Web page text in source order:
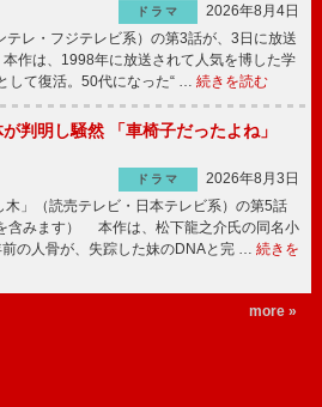
ドラマ
2026年8月4日
レ・フジテレビ系）の第3話が、3日に放送
作は、1998年に放送されて人気を博した学
して復活。50代になった“ … 続きを読む
判明し騒然 「車椅子だったよね」
ドラマ
2026年8月3日
」（読売テレビ・日本テレビ系）の第5話
含みます） 本作は、松下龍之介氏の同名小
の人骨が、失踪した妹のDNAと完 … 続きを
more »